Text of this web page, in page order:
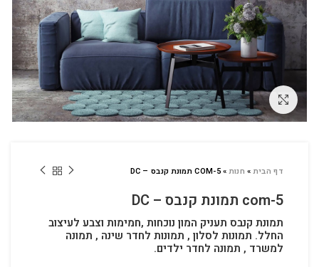
לחץ להגדלה
דף הבית» חנות»COM-5 תמונת קנבס – DC
com-5 תמונת קנבס – DC
תמונת קנבס תעניק המון נוכחות ,חמימות וצבע לעיצוב
החלל. תמונות לסלון , תמונות לחדר שינה , תמונה
למשרד , תמונה לחדר ילדים.